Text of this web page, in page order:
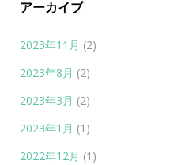
アーカイブ
2023年11月 (2)
2023年8月 (2)
2023年3月 (2)
2023年1月 (1)
2022年12月 (1)